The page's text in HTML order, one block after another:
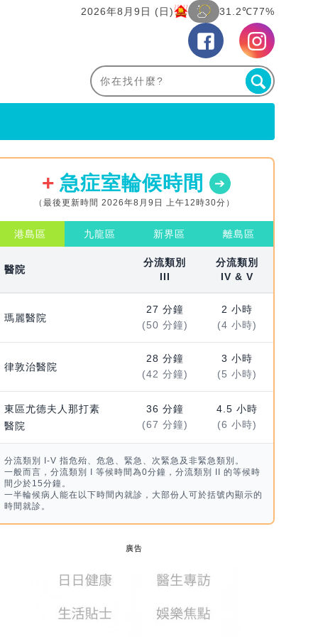
2026年8月9日 (日) 31.2℃77%
急症室輪候時間
（最後更新時間 2026年8月9日 上午12時30分）
港島區 九龍區 新界區 離島區
醫院
分流類別
III
分流類別
IV & V
瑪麗醫院
27 分鐘
(50 分鐘)
2 小時
(4 小時)
律敦治醫院
28 分鐘
(42 分鐘)
3 小時
(5 小時)
東區尤德夫人那打素
醫院
36 分鐘
(67 分鐘)
4.5 小時
(6 小時)
分流類別 I-V 指危殆、危急、緊急、次緊急及非緊急類別。
一般而言，分流類別 I 等候時間為0分鐘，分流類別 II 的等候時
間少於15分鐘。
一半輪候病人能在以下時間內就診，大部份人可於括號內顯示的
時間就診。
廣告